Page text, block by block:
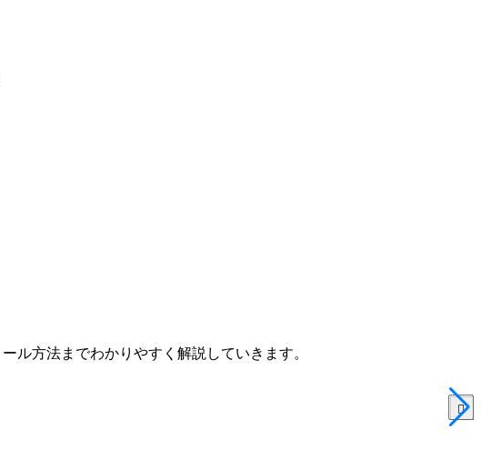
ル方法までわかりやすく解説していきます。